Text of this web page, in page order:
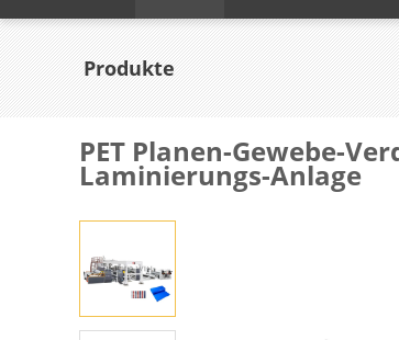
Produkte
PET Planen-Gewebe-
Laminierungs-Anlage